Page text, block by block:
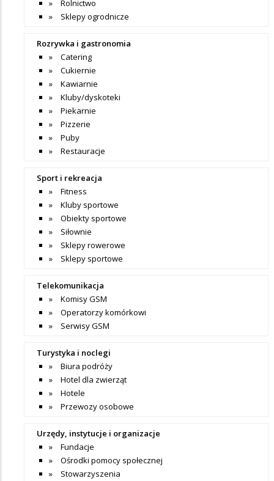
Rolnictwo
Sklepy ogrodnicze
Rozrywka i gastronomia
Catering
Cukiernie
Kawiarnie
Kluby/dyskoteki
Piekarnie
Pizzerie
Puby
Restauracje
Sport i rekreacja
Fitness
Kluby sportowe
Obiekty sportowe
Siłownie
Sklepy rowerowe
Sklepy sportowe
Telekomunikacja
Komisy GSM
Operatorzy komórkowi
Serwisy GSM
Turystyka i noclegi
Biura podróży
Hotel dla zwierząt
Hotele
Przewozy osobowe
Urzędy, instytucje i organizacje
Fundacje
Ośrodki pomocy społecznej
Stowarzyszenia